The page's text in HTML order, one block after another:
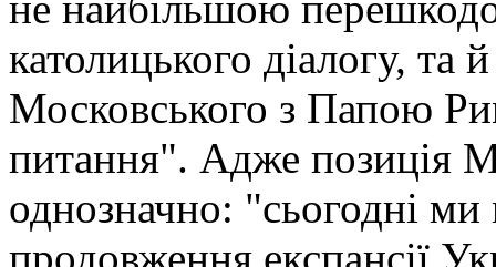
католицького діалогу, та
Московського з Папою
питання". Адже позиція
однозначно: "сьогодні
продовження експансії